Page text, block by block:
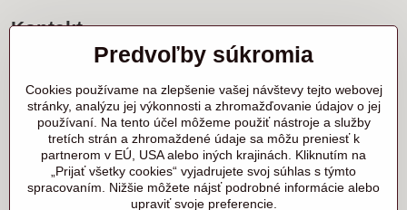
Kontakt
Sídlo firmy a korešpondenčná adresa
Ľanová 31
900 25 Chorvátsky Grob
+421 905 818 702 p. Marek Nerád
+421 910 919 130 p. Michal Horník
+421 910 298 457 showroom
samurai@samurai.sk
Predvoľby súkromia
Cookies používame na zlepšenie vašej návštevy tejto webovej
stránky, analýzu jej výkonnosti a zhromažďovanie údajov o jej
používaní. Na tento účel môžeme použiť nástroje a služby
tretích strán a zhromaždené údaje sa môžu preniesť k
partnerom v EÚ, USA alebo iných krajinách. Kliknutím na
„Prijať všetky cookies“ vyjadrujete svoj súhlas s týmto
spracovaním. Nižšie môžete nájsť podrobné informácie alebo
upraviť svoje preferencie.